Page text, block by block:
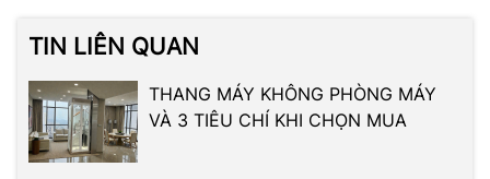
TIN LIÊN QUAN
THANG MÁY KHÔNG PHÒNG MÁY
VÀ 3 TIÊU CHÍ KHI CHỌN MUA